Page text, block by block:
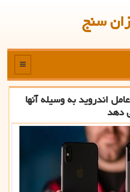
سنج
منو
اندروید به وسیله آنها
دهد